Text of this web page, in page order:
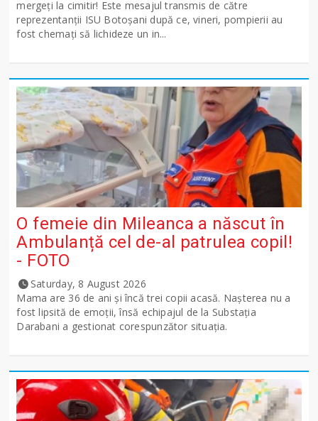
mergeți la cimitir! Este mesajul transmis de către
reprezentanții ISU Botoșani după ce, vineri, pompierii au
fost chemați să lichideze un in...
O femeie din Mileanca a născut în
Ambulanță cel de-al patrulea copil!
- FOTO
Saturday, 8 August 2026
Mama are 36 de ani și încă trei copii acasă. Nașterea nu a
fost lipsită de emoții, însă echipajul de la Substația
Darabani a gestionat corespunzător situația.